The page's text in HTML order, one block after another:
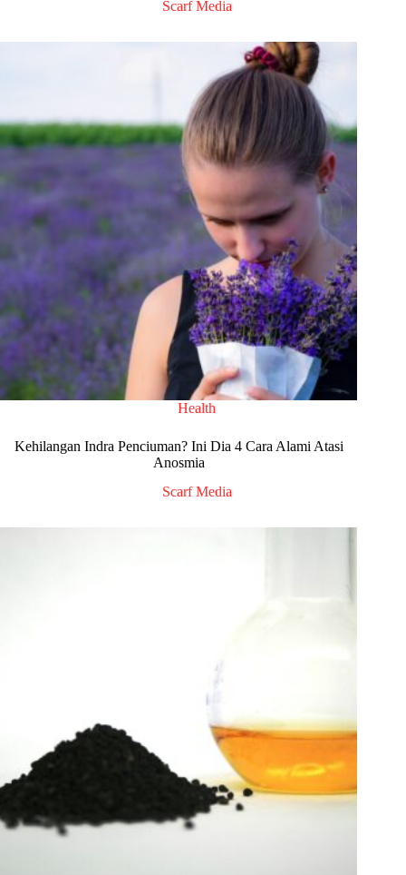
Scarf Media
Health
Kehilangan Indra Penciuman? Ini Dia 4 Cara Alami Atasi
Anosmia
Scarf Media